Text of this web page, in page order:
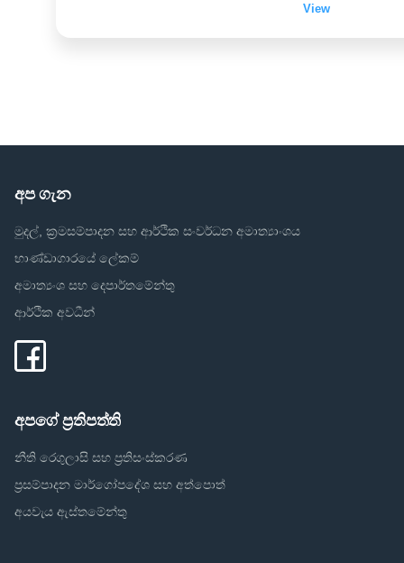
View
අප ගැන
මුදල්, ක්‍රමසම්පාදන සහ ආර්ථික සංවර්ධන අමාත්‍යාංශය
භාණ්ඩාගාරයේ ලේකම්
අමාත්‍යංශ සහ දෙපාර්තමේන්තු
ආර්ථික අවධීන්
අපගේ ප්‍රතිපත්ති
නීති රෙගුලාසි සහ ප්‍රතිසංස්කරණ
ප්‍රසම්පාදන මාර්ගෝපදේශ සහ අත්පොත්
අයවැය ඇස්තමේන්තු